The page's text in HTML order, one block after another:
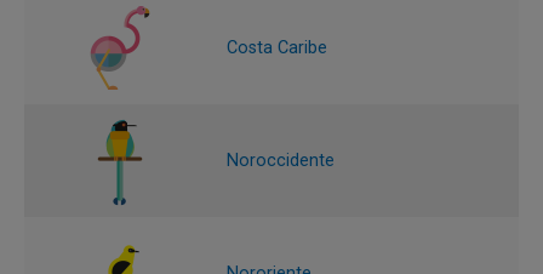
Costa Caribe
Noroccidente